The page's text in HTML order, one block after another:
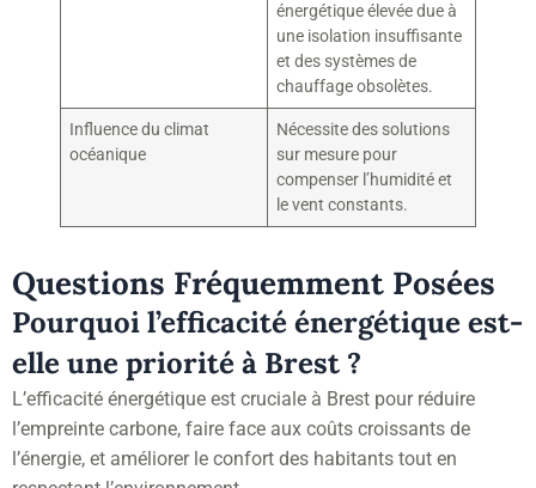
énergétique élevée due à
une isolation insuffisante
et des systèmes de
chauffage obsolètes.
Influence du climat
océanique
Nécessite des solutions
sur mesure pour
compenser l’humidité et
le vent constants.
Questions Fréquemment Posées
Pourquoi l’efficacité énergétique est-
elle une priorité à Brest ?
L’efficacité énergétique est cruciale à Brest pour réduire
l’empreinte carbone, faire face aux coûts croissants de
l’énergie, et améliorer le confort des habitants tout en